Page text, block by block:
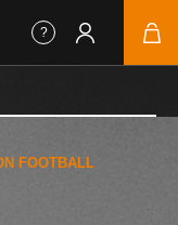
FOOTBALL